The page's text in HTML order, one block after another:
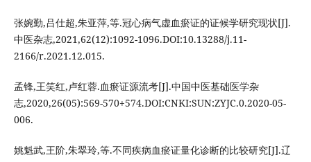
张婉勤,吕仕超,朱亚萍,等.冠心病气虚血瘀证的证候学研究现状[J].
中医杂志,2021,62(12):1092-1096.DOI:10.13288/j.11-
2166/r.2021.12.015.
孟锋,王笑红,卢红蓉.血瘀证源流考[J].中国中医基础医学杂
志,2020,26(05):569-570+574.DOI:CNKI:SUN:ZYJC.0.2020-05-
006.
姚魁武,王阶,朱翠玲,等.不同疾病血瘀证量化诊断的比较研究[J].辽